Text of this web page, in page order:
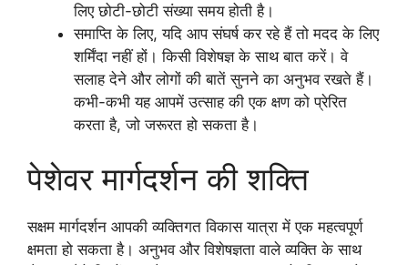
लिए छोटी-छोटी संख्या समय होती है।
समाप्ति के लिए, यदि आप संघर्ष कर रहे हैं तो मदद के लिए
शर्मिंदा नहीं हों। किसी विशेषज्ञ के साथ बात करें। वे
सलाह देने और लोगों की बातें सुनने का अनुभव रखते हैं।
कभी-कभी यह आपमें उत्साह की एक क्षण को प्रेरित
करता है, जो जरूरत हो सकता है।
पेशेवर मार्गदर्शन की शक्ति
सक्षम मार्गदर्शन आपकी व्यक्तिगत विकास यात्रा में एक महत्वपूर्ण
क्षमता हो सकता है। अनुभव और विशेषज्ञता वाले व्यक्ति के साथ